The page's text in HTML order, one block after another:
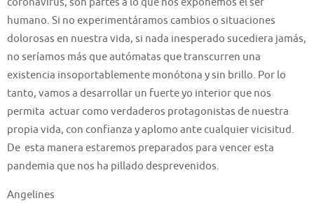
humano. Si no experimentáramos cambios o situaciones
dolorosas en nuestra vida, si nada inesperado sucediera jamás,
no seríamos más que autómatas que transcurren una
existencia insoportablemente monótona y sin brillo. Por lo
tanto, vamos a desarrollar un fuerte yo interior que nos
permita actuar como verdaderos protagonistas de nuestra
propia vida, con confianza y aplomo ante cualquier vicisitud.
De esta manera estaremos preparados para vencer esta
pandemia que nos ha pillado desprevenidos.
Angelines